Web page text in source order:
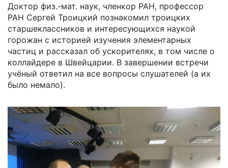
Доктор физ.-мат. наук, членкор РАН, профессор
РАН Сергей Троицкий познакомил троицких
старшеклассников и интересующихся наукой
горожан с историей изучения элементарных
частиц и рассказал об ускорителях, в том числе о
коллайдере в Швейцарии. В завершении встречи
учёный ответил на все вопросы слушателей (а их
было немало).